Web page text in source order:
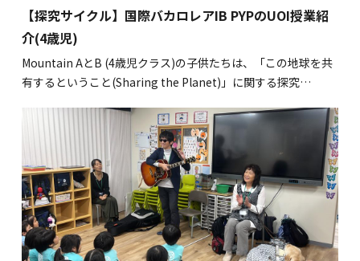
【探究サイクル】国際バカロレアIB PYPのUOI授業紹
介(4歳児)
Mountain AとB (4歳児クラス)の子供たちは、「この地球を共
有するということ(Sharing the Planet)」に関する探究…